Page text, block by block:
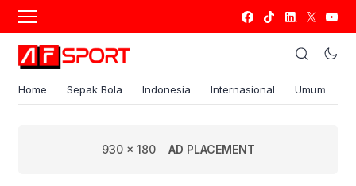
Home Sepak Bola Indonesia Internasional Umum
930 x 180 AD PLACEMENT